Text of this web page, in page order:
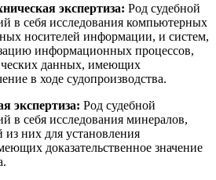
экспертиза: Род судебной
в себя исследования компьютерных
носи­телей информации, и систем,
информационных процессов,
данных, имеющих
в ходе судопроизводства.
экспертиза: Род судебной
в себя исследования минералов,
них для установления
доказательственное значение